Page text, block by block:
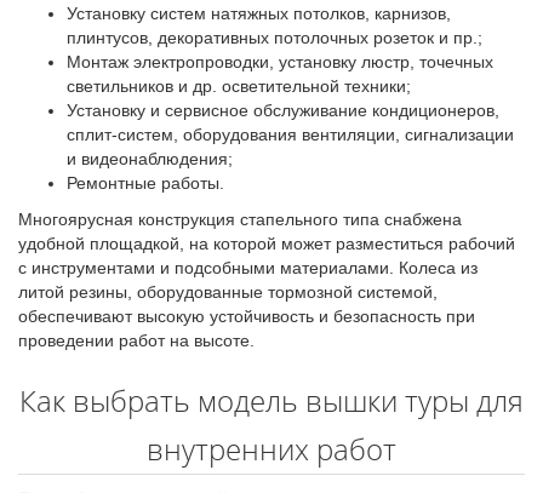
Установку систем натяжных потолков, карнизов,
плинтусов, декоративных потолочных розеток и пр.;
Монтаж электропроводки, установку люстр, точечных
светильников и др. осветительной техники;
Установку и сервисное обслуживание кондиционеров,
сплит-систем, оборудования вентиляции, сигнализации
и видеонаблюдения;
Ремонтные работы.
Многоярусная конструкция стапельного типа снабжена
удобной площадкой, на которой может разместиться рабочий
с инструментами и подсобными материалами. Колеса из
литой резины, оборудованные тормозной системой,
обеспечивают высокую устойчивость и безопасность при
проведении работ на высоте.
Как выбрать модель вышки туры для
внутренних работ